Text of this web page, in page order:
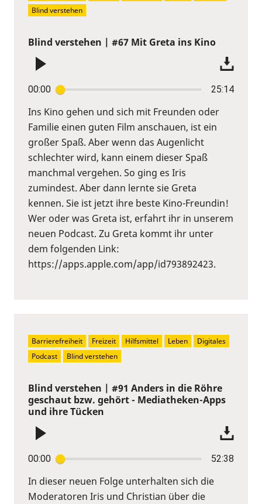
Blind verstehen | #67 Mit Greta ins Kino
00:00 25:14
Ins Kino gehen und sich mit Freunden oder
Familie einen guten Film anschauen, ist ein
großer Spaß. Aber wenn das Augenlicht
schlechter wird, kann einem dieser Spaß
manchmal vergehen. So ging es Iris
zumindest. Aber dann lernte sie Greta
kennen. Sie ist jetzt ihre beste Kino-Freundin!
Wer oder was Greta ist, erfahrt ihr in unserem
neuen Podcast. Zu Greta kommt ihr unter
dem folgenden Link:
https://apps.apple.com/app/id793892423.
Blind verstehen
Blind verstehen | #91 Anders in die Röhre
geschaut bzw. gehört - Mediatheken-Apps
und ihre Tücken
00:00 52:38
In dieser neuen Folge unterhalten sich die
Moderatoren Iris und Christian über die
Barrierefreiheit Freizeit Hilfsmittel Leben
Digitales
Podcast
Blind verstehen